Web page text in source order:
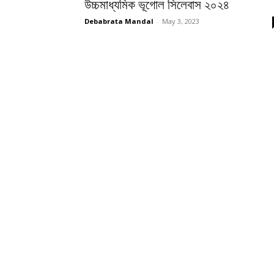
উচ্চমাধ্যমিক ভূগোল সিলেবাস ২০২৪
Debabrata Mandal - May 3, 2023